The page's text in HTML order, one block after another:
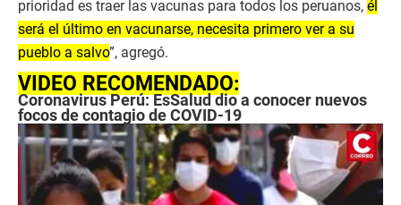
prioridad es traer las vacunas para todos los peruanos, él
será el último en vacunarse, necesita primero ver a su
pueblo a salvo”, agregó.
VIDEO RECOMENDADO:
Coronavirus Perú: EsSalud dio a conocer nuevos
focos de contagio de COVID-19